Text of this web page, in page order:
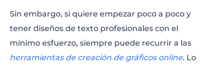
Sin embargo, si quiere empezar poco a poco y
tener diseños de texto profesionales con el
mínimo esfuerzo, siempre puede recurrir a las
herramientas de creación de gráficos online. Lo